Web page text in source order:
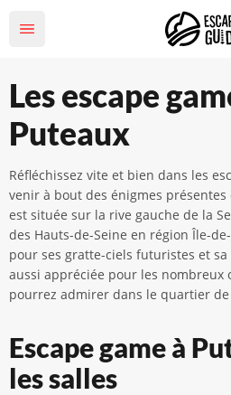
Les escape
Puteaux
Réfléchissez vite et bien dans les
venir à bout des énigmes présentes
est située sur la rive gauche de la
des Hauts-de-Seine en région Île-
pour ses gratte-ciels futuristes et
aussi appréciée pour les nombreux
pourrez admirer dans le quartier de
Escape game à
les salles